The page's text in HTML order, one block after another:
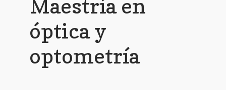
Maestría en
óptica y
optometría